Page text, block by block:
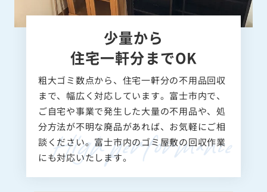
少量から
住宅一軒分までOK
粗大ゴミ数点から、住宅一軒分の不用品回収
まで、幅広く対応しています。富士市内で、
ご自宅や事業で発生した大量の不用品や、処
分方法が不明な廃品があれば、お気軽にご相
談ください。富士市内のゴミ屋敷の回収作業
にも対応いたします。